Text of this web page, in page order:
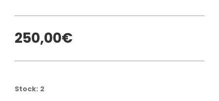
250,00€
Stock: 2